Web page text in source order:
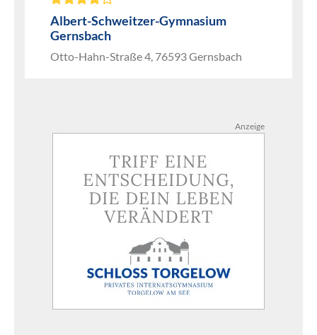
Albert-Schweitzer-Gymnasium
Gernsbach
Otto-Hahn-Straße 4, 76593 Gernsbach
Anzeige